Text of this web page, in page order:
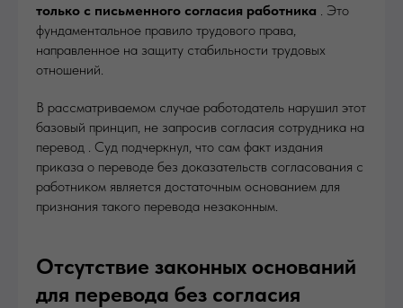
только с письменного согласия работника . Это
фундаментальное правило трудового права,
направленное на защиту стабильности трудовых
отношений.
В рассматриваемом случае работодатель нарушил этот
базовый принцип, не запросив согласия сотрудника на
перевод . Суд подчеркнул, что сам факт издания
приказа о переводе без доказательств согласования с
работником является достаточным основанием для
признания такого перевода незаконным.
Отсутствие законных оснований
для перевода без согласия